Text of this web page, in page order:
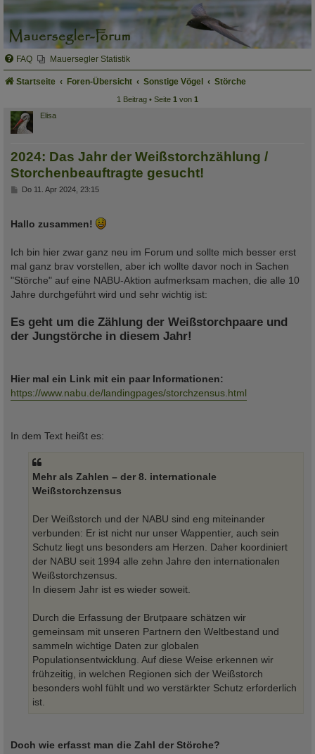
FAQ Mauersegler Statistik
Startseite Foren-Übersicht Sonstige Vögel Störche
1 Beitrag • Seite 1 von 1
Elisa
2024: Das Jahr der Weißstorchzählung /
Storchenbeauftragte gesucht!
B
r
Do 11. Apr 2024, 23:15
Hallo zusammen!
Ich bin hier zwar ganz neu im Forum und sollte mich besser erst
mal ganz brav vorstellen, aber ich wollte davor noch in Sachen
"Störche" auf eine NABU-Aktion aufmerksam machen, die alle 10
Jahre durchgeführt wird und sehr wichtig ist:
Es geht um die Zählung der Weißstorchpaare und
der Jungstörche in diesem Jahr!
Hier mal ein Link mit ein paar Informationen:
https://www.nabu.de/landingpages/storchzensus.html
In dem Text heißt es:
Mehr als Zahlen – der 8. internationale
Weißstorchzensus
Der Weißstorch und der NABU sind eng miteinander
verbunden: Er ist nicht nur unser Wappentier, auch sein
Schutz liegt uns besonders am Herzen. Daher koordiniert
der NABU seit 1994 alle zehn Jahre den internationalen
Weißstorchzensus.
In diesem Jahr ist es wieder soweit.
Durch die Erfassung der Brutpaare schätzen wir
gemeinsam mit unseren Partnern den Weltbestand und
sammeln wichtige Daten zur globalen
Populationsentwicklung. Auf diese Weise erkennen wir
frühzeitig, in welchen Regionen sich der Weißstorch
besonders wohl fühlt und wo verstärkter Schutz erforderlich
ist.
Doch wie erfasst man die Zahl der Störche?